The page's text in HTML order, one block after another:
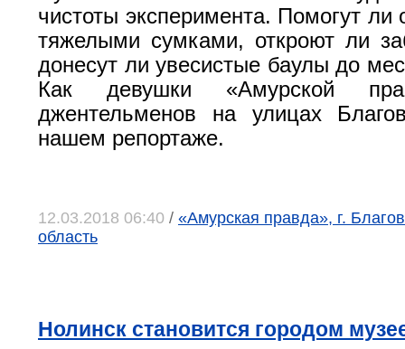
чистоты эксперимента. Помогут
тяжелыми сумками, откроют ли
донесут ли увесистые баулы до
Как девушки «Амурской
джентельменов на улицах
нашем репортаже.
12.03.2018 06:40 / «Амурская правда», г.
область
Нолинск становится городом